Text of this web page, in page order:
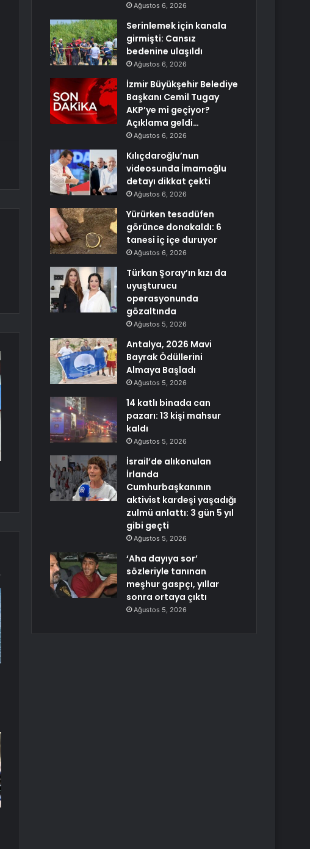
Ağustos 6, 2026
Serinlemek için kanala
girmişti: Cansız
bedenine ulaşıldı
Ağustos 6, 2026
İzmir Büyükşehir Belediye
Başkanı Cemil Tugay
AKP’ye mi geçiyor?
Açıklama geldi…
Ağustos 6, 2026
Kılıçdaroğlu’nun
videosunda İmamoğlu
detayı dikkat çekti
Ağustos 6, 2026
Yürürken tesadüfen
görünce donakaldı: 6
tanesi iç içe duruyor
Ağustos 6, 2026
Türkan Şoray’ın kızı da
uyuşturucu
operasyonunda
gözaltında
Ağustos 5, 2026
Antalya, 2026 Mavi
Bayrak Ödüllerini
Almaya Başladı
Ağustos 5, 2026
14 katlı binada can
pazarı: 13 kişi mahsur
kaldı
Ağustos 5, 2026
İsrail’de alıkonulan
İrlanda
Cumhurbaşkanının
aktivist kardeşi yaşadığı
zulmü anlattı: 3 gün 5 yıl
gibi geçti
Ağustos 5, 2026
‘Aha dayıya sor’
sözleriyle tanınan
meşhur gaspçı, yıllar
sonra ortaya çıktı
Ağustos 5, 2026